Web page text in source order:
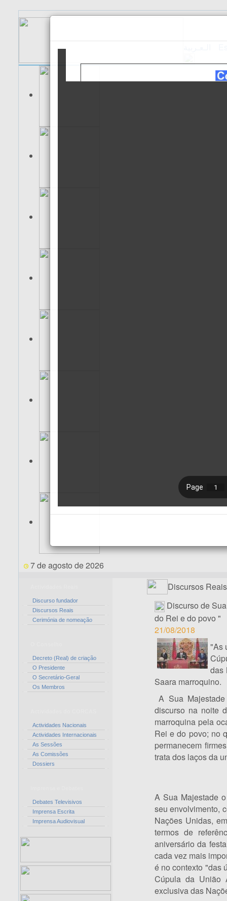
7 de agosto de 2026
Discurso fundador
Discursos Reais
Cerimónia de nomeação
Decreto (Real) de criação
O Presidente
O Secretário-Geral
Os Membros
Actividades Nacionais
Actividades Internacionais
As Sessões
As Comissões
Dossiers
Debates Televisivos
Imprensa Escrita
Imprensa Audiovisual
Discursos Reais
Discurso de
do Rei e do povo "
21/08/2018
"As
das
Saara marroquino.
A Sua
discurso na noite
marroquina pela
Rei e do povo; no
permanecem
trata dos laços da
A Sua Majestade
seu envolvimento,
Nações Unidas,
termos de
aniversário da
cada vez mais
é no contexto "das
Cúpula da União
exclusiva das